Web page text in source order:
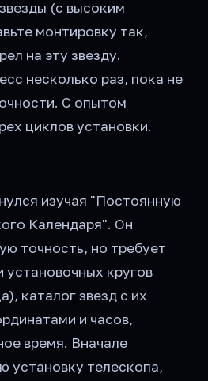
(с высоким
монтировку так,
на эту звезду.
несколько раз, пока не
С опытом
циклов установки.
изучая "Постоянную
Календаря". Он
точность, но требует
установочных кругов
каталог звезд с их
и часов,
время. Вначале
установку телескопа,